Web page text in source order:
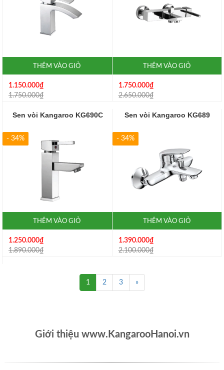
THÊM VÀO GIỎ
1.150.000₫
1.750.000₫
THÊM VÀO GIỎ
1.750.000₫
2.650.000₫
Sen vòi Kangaroo KG690C
- 34%
THÊM VÀO GIỎ
1.250.000₫
1.890.000₫
Sen vòi Kangaroo KG689
- 34%
THÊM VÀO GIỎ
1.390.000₫
2.100.000₫
1 2 3 »
Giới thiệu www.KangarooHanoi.vn